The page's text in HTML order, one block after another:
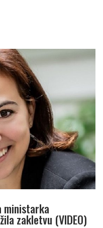
ministarka
zakletvu (VIDEO)